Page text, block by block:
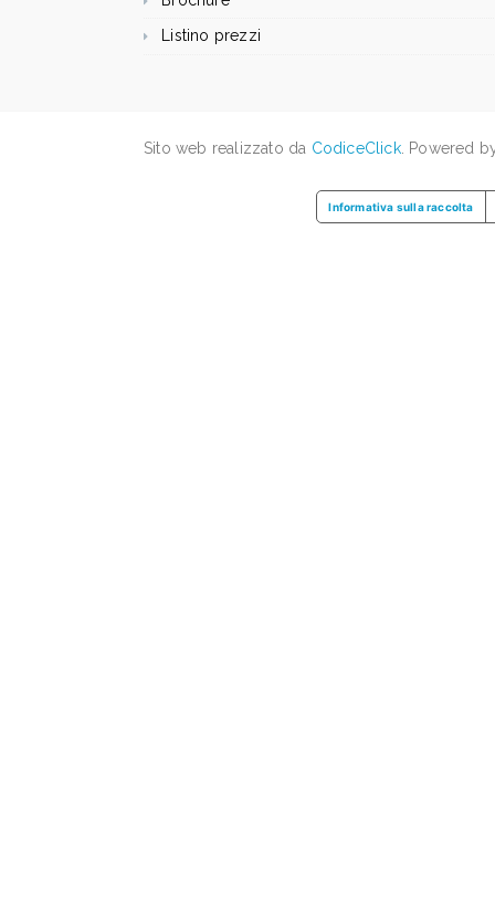
Listino prezzi
Sito web realizzato da CodiceClick. Powered
Informativa sulla raccolta